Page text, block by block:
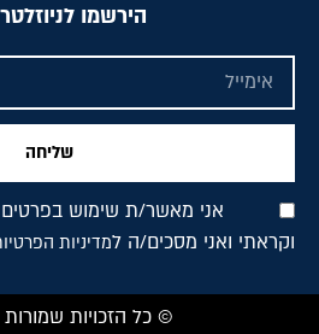
הירשמו
אני מאשר/ת שימוש בפרטים
וקראתי ואני מסכים/ה למדיניות
שליחה
© כל הזכויות שמורות